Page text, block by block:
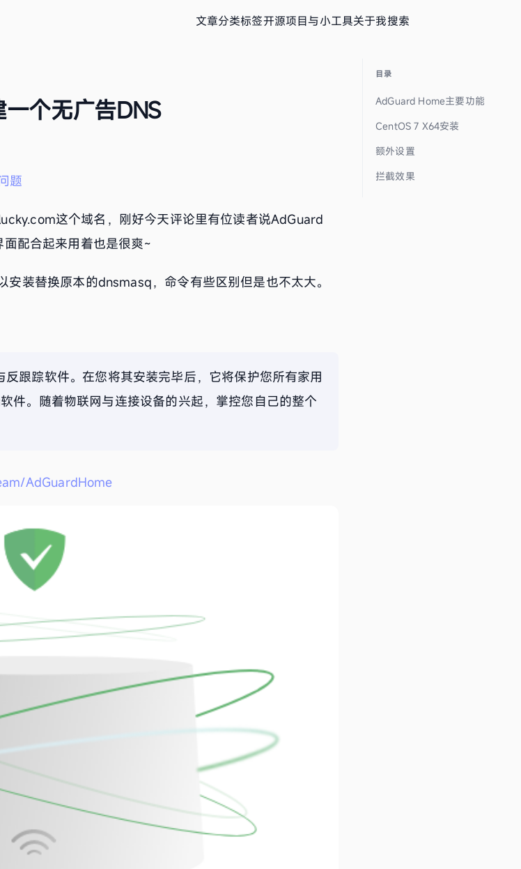
文章分类标签开源项目与小工具关于我搜索
个无广告DNS
题
这个域名，刚好今天评论里有位读者说AdGuard
配合起来用着也是很爽~
装替换原本的dnsmasq，命令有些区别但是也不太大。
跟踪软件。在您将其安装完毕后，它将保护您所有家用
件。随着物联网与连接设备的兴起，掌控您自己的整个
AdGuardHome
目录
AdGuard Home主要功能
CentOS 7 X64安装
额外设置
拦截效果